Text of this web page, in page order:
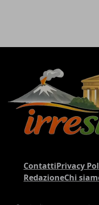
ContattiPrivacy
RedazioneChi